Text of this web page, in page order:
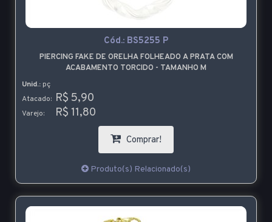
Cód.: BS5255 P
PIERCING FAKE DE ORELHA FOLHEADO A PRATA COM
ACABAMENTO TORCIDO - TAMANHO M
Unid.: pç
Atacado: R$ 5,90
Varejo: R$ 11,80
Comprar!
Produto(s) Relacionado(s)